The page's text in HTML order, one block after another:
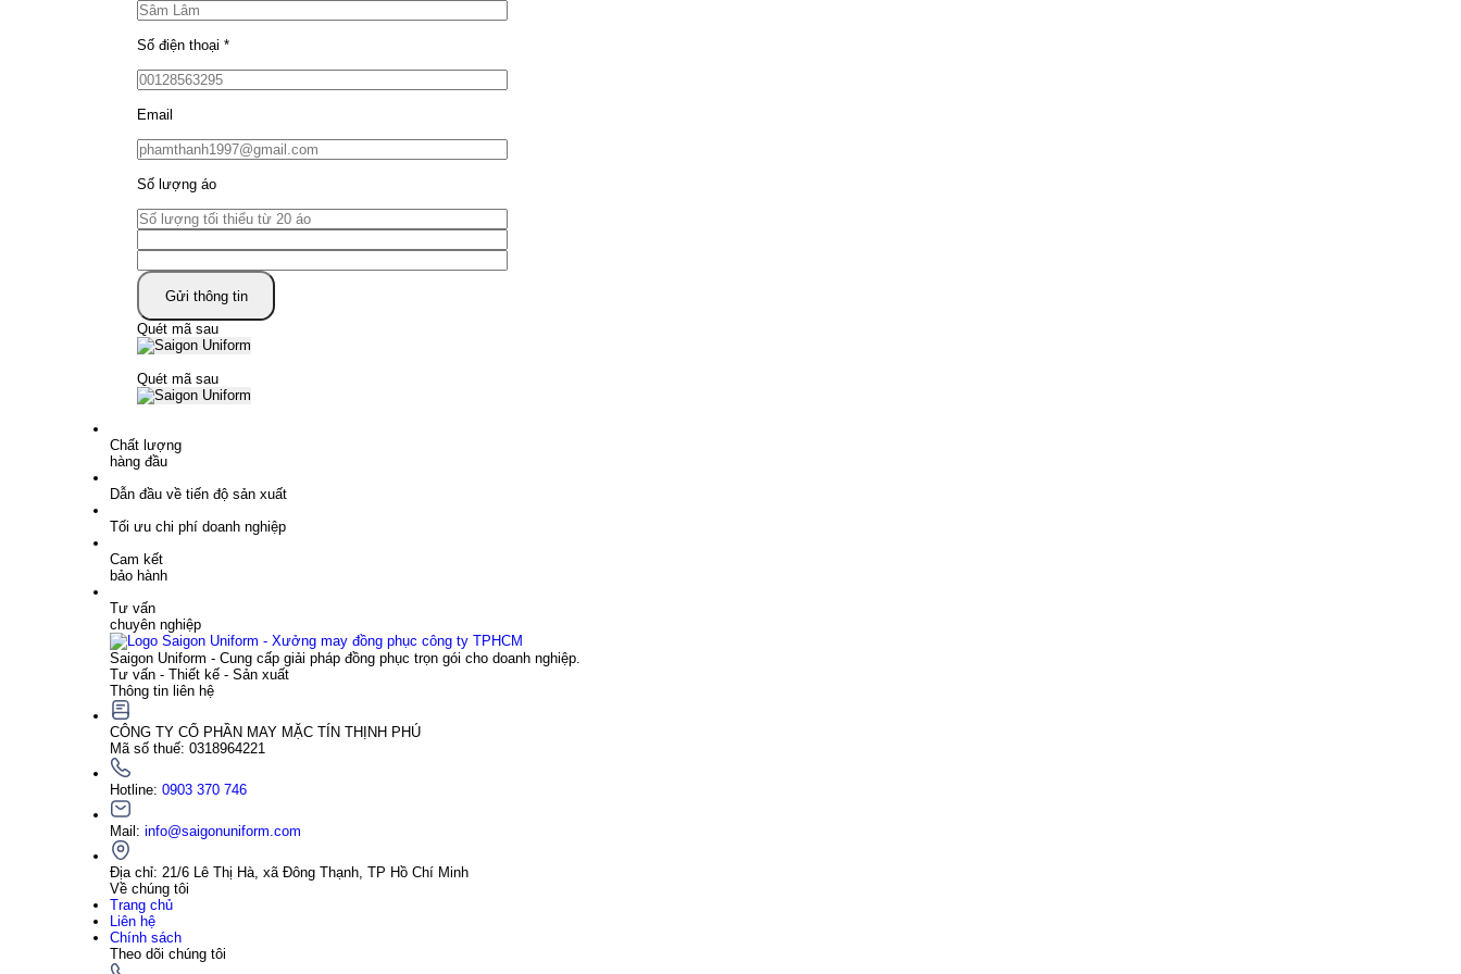
Số điện thoại *
Email
Số lượng áo
Quét mã sau
Quét mã sau
Chất lượng
hàng đầu
Dẫn đầu về tiến độ sản xuất
Tối ưu chi phí doanh nghiệp
Cam kết
bảo hành
Tư vấn
chuyên nghiệp
Saigon Uniform - Cung cấp giải pháp đồng phục trọn gói cho doanh nghiệp.
Tư vấn - Thiết kế - Sản xuất
Thông tin liên hệ
CÔNG TY CỔ PHẦN MAY MẶC TÍN THỊNH PHÚ
Mã số thuế: 0318964221
Hotline: 0903 370 746
Mail: info@saigonuniform.com
Địa chỉ: 21/6 Lê Thị Hà, xã Đông Thạnh, TP Hồ Chí Minh
Về chúng tôi
Trang chủ
Liên hệ
Chính sách
Theo dõi chúng tôi